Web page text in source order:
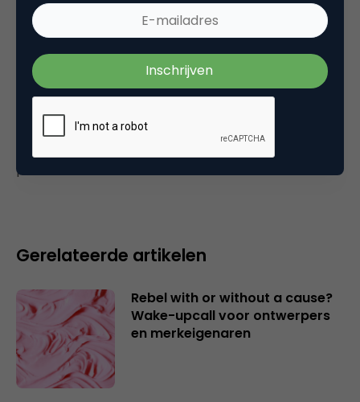
Plaats reactie
om een reactie te
plaatsen.
Gerelateerde artikelen
Rebel with or without a cause?
Wake-upcall voor ontwerpers
en merkeigenaren